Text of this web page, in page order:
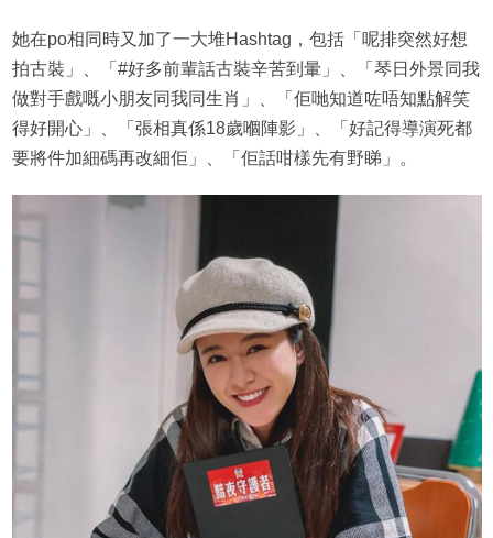
她在po相同時又加了一大堆Hashtag，包括「呢排突然好想
拍古裝」、「#好多前輩話古裝辛苦到暈」、「琴日外景同我
做對手戲嘅小朋友同我同生肖」、「佢哋知道咗唔知點解笑
得好開心」、「張相真係18歲嗰陣影」、「好記得導演死都
要將件加細碼再改細佢」、「佢話咁樣先有野睇」。